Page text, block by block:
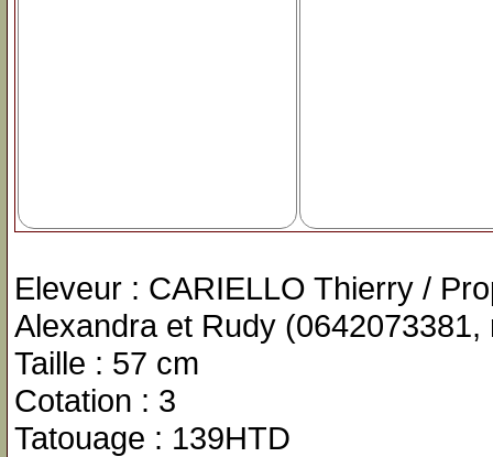
Eleveur : CARIELLO Thierry /
Alexandra et Rudy
Taille : 57 cm
Cotation : 3
Tatouage : 139HTD